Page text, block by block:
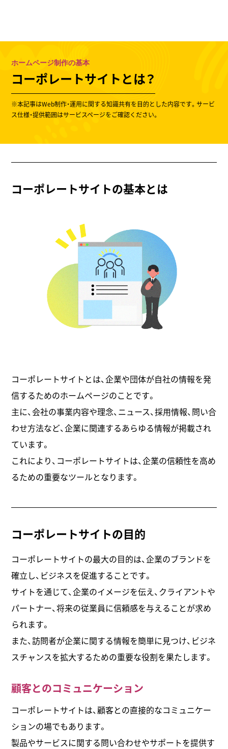
ホームページ制作の基本
コーポレートサイトとは？
※本記事はWeb制作・運用に関する知識共有を目的とした内容です。サービ
ス仕様・提供範囲はサービスページをご確認ください。
コーポレートサイトの基本とは
コーポレートサイトとは、企業や団体が自社の情報を発
信するためのホームページのことです。
主に、会社の事業内容や理念、ニュース、採用情報、問い合
わせ方法など、企業に関連するあらゆる情報が掲載され
ています。
これにより、コーポレートサイトは、企業の信頼性を高め
るための重要なツールとなります。
コーポレートサイトの目的
コーポレートサイトの最大の目的は、企業のブランドを
確立し、ビジネスを促進することです。
サイトを通じて、企業のイメージを伝え、クライアントや
パートナー、将来の従業員に信頼感を与えることが求め
られます。
また、訪問者が企業に関する情報を簡単に見つけ、ビジネ
スチャンスを拡大するための重要な役割を果たします。
顧客とのコミュニケーション
コーポレートサイトは、顧客との直接的なコミュニケー
ションの場でもあります。
製品やサービスに関する問い合わせやサポートを提供す